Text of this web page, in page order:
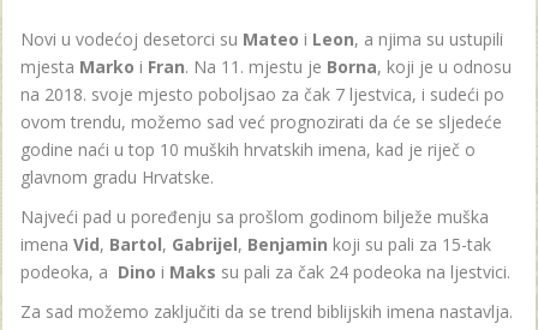
Novi u vodećoj desetorci su Mateo i Leon, a njima su ustupili
mjesta Marko i Fran. Na 11. mjestu je Borna, koji je u odnosu
na 2018. svoje mjesto poboljsao za čak 7 ljestvica, i sudeći po
ovom trendu, možemo sad već prognozirati da će se sljedeće
godine naći u top 10 muških hrvatskih imena, kad je riječ o
glavnom gradu Hrvatske.
Najveći pad u poređenju sa prošlom godinom bilježe muška
imena Vid, Bartol, Gabrijel, Benjamin koji su pali za 15-tak
podeoka, a Dino i Maks su pali za čak 24 podeoka na ljestvici.
Za sad možemo zaključiti da se trend biblijskih imena nastavlja.